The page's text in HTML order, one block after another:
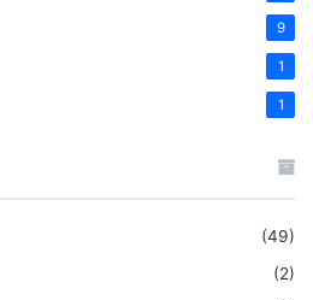
9
1
1
(49)
(2)